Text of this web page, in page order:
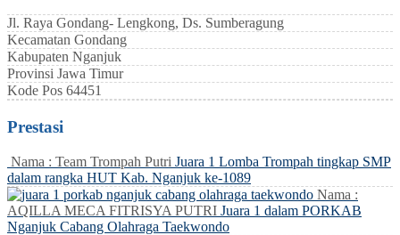
Jl. Raya Gondang- Lengkong, Ds. Sumberagung
Kecamatan Gondang
Kabupaten Nganjuk
Provinsi Jawa Timur
Kode Pos 64451
Prestasi
Nama : Team Trompah Putri Juara 1 Lomba Trompah tingkap SMP
dalam rangka HUT Kab. Nganjuk ke-1089
Nama :
AQILLA MECA FITRISYA PUTRI Juara 1 dalam PORKAB
Nganjuk Cabang Olahraga Taekwondo